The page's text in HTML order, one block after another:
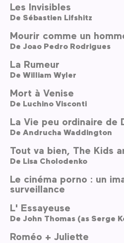
Les Invisibles
De Sébastien Lifshitz
Mourir comme un
De Joao Pedro Rodrigues
La Rumeur
De William Wyler
Mort à Venise
De Luchino Visconti
La Vie peu ordinaire de
De Andrucha Waddington
Tout va bien, The Kids
De Lisa Cholodenko
Le cinéma porno : un
surveillance
L' Essayeuse
De John Thomas (as Serge
Roméo + Juliette